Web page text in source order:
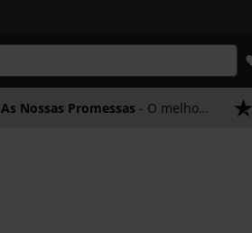
As Nossas Promessas - O melhor atendimento